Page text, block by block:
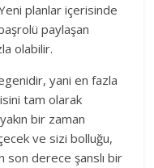
planlar içerisinde
paylaşan
olabilir.
yani en fazla
tam olarak
bir zaman
ve sizi bolluğu,
son derece şanslı bir